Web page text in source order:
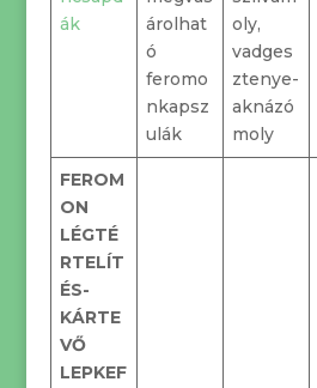
ák
árolhat
ó
feromo
nkapsz
ulák
oly,
vadges
ztenye-
aknázó
moly
FEROM
ON
LÉGTÉ
RTELÍT
ÉS-
KÁRTE
VŐ
LEPKEF